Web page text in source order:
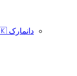
دانمارک 🇩🇰